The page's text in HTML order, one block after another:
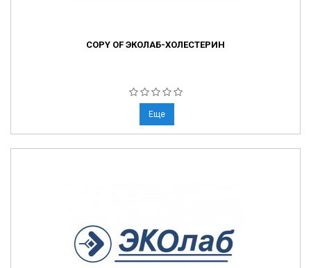
COPY OF ЭКОЛАБ-ХОЛЕСТЕРИН
Еще